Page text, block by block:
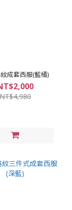
成套西服(藍橘)
NT$4,980